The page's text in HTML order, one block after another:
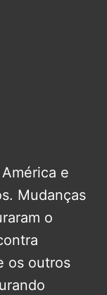
e
Mudanças
o
os outros